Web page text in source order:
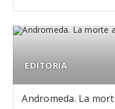
EDITORIA
Andromeda. La